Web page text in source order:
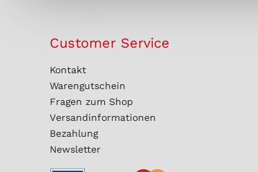
Customer Service
Kontakt
Warengutschein
Fragen zum Shop
Versandinformationen
Bezahlung
Newsletter